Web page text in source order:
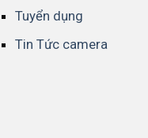
Tuyển dụng
Tin Tức camera